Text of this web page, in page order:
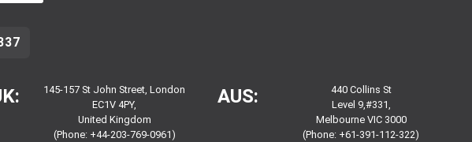
145-157 St John Street, London
EC1V 4PY,
United Kingdom
(Phone: +44-203-769-0961)
AUS:
440 Collins St
Level 9,#331,
Melbourne VIC 3000
(Phone: +61-391-112-322)